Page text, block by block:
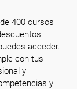
400 cursos
acceder.
con tus
y
y